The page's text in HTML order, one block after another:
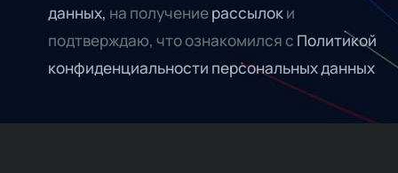
данных, на получениерассылоки
подтверждаю, что ознакомился с Политикой
конфиденциальности персональных данных